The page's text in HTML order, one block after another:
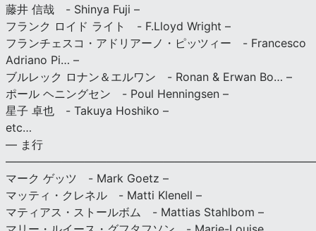
藤井 信哉 - Shinya Fuji –
フランク ロイド ライト - F.Lloyd Wright –
フランチェスコ・アドリアーノ・ピッツィー - Francesco
Adriano Pi… –
ブルレック ロナン＆エルワン - Ronan & Erwan Bo… –
ポール ヘニングセン - Poul Henningsen –
星子 卓也 - Takuya Hoshiko –
etc…
— ま行
マーク ゲッツ - Mark Goetz –
マッティ・クレネル - Matti Klenell –
マティアス・ストールボム - Mattias Stahlbom –